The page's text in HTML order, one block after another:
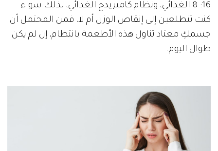
16: 8 الغذائي، ونظام كامبريدج الغذائي، لذلك سواء
كنت تتطلعين إلى إنقاص الوزن أم لا، فمن المحتمل أن
جسمكِ معتاد تناول هذه الأطعمة بانتظام، إن لم يكن
طوال اليوم.